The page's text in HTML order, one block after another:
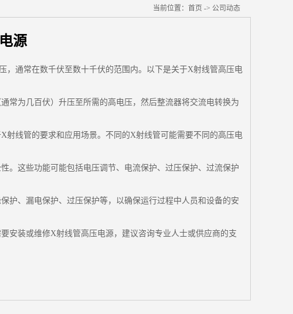
当前位置： 首页 -> 公司动态
源
通常在数千伏至数十千伏的范围内。以下是关于X射线管高压电
常为几百伏）升压至所需的高电压，然后整流器将交流电转换为
线管的要求和应用场景。不同的X射线管可能需要不同的高压电
。这些功能可能包括电压调节、电流保护、过压保护、过流保护
护、漏电保护、过压保护等，以确保运行过程中人员和设备的安
安装或维修X射线管高压电源，建议咨询专业人士或供应商的支